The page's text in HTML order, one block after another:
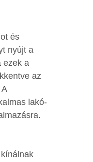
és
nyújt a
ezek a
az
lakó-